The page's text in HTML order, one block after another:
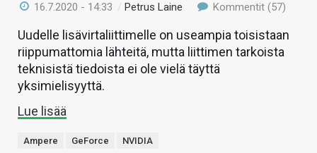
16.7.2020 - 14:33 /Petrus Laine Kommentit (57)
Uudelle lisävirtaliittimelle on useampia toisistaan
riippumattomia lähteitä, mutta liittimen tarkoista
teknisistä tiedoista ei ole vielä täyttä
yksimielisyyttä.
Lue lisää
Ampere GeForce NVIDIA